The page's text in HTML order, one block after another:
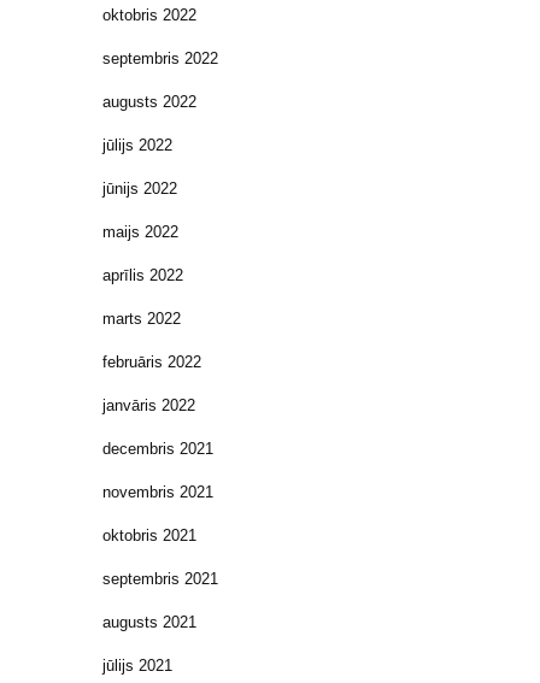
oktobris 2022
septembris 2022
augusts 2022
jūlijs 2022
jūnijs 2022
maijs 2022
aprīlis 2022
marts 2022
februāris 2022
janvāris 2022
decembris 2021
novembris 2021
oktobris 2021
septembris 2021
augusts 2021
jūlijs 2021